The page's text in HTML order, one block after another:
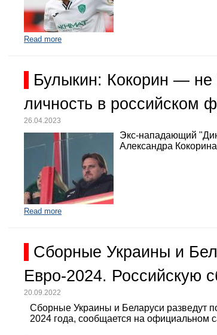
Read more
Булыкин: Кокорин — не
личность в российском
26.04.2023
Экс-нападающий
Александра
Read more
Сборные Украины и
Евро-2024. Российскую
20.09.2022
Сборные Украины и Беларуси разведут
2024 года, сообщается на официальном